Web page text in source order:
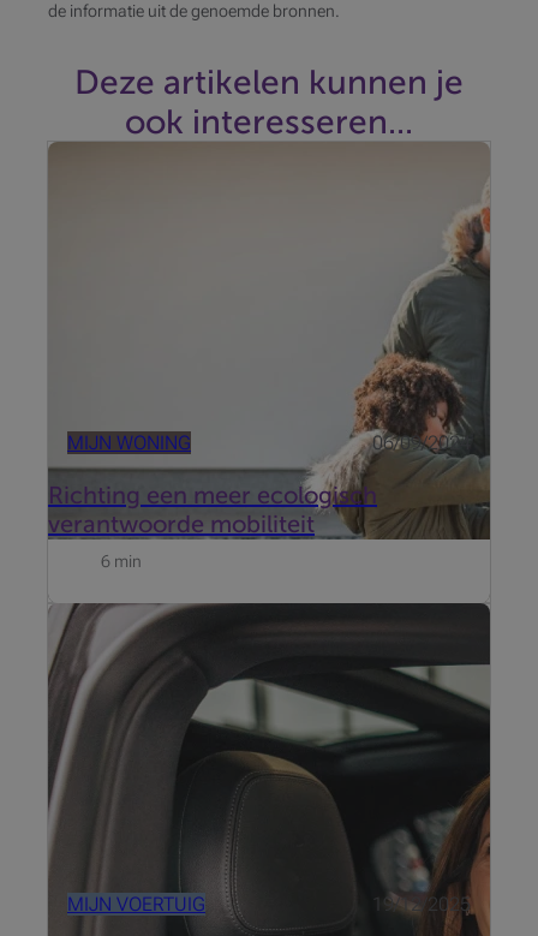
de informatie uit de genoemde bronnen.
Deze artikelen kunnen je
ook interesseren...
MIJN WONING 06/09/2024
Richting een meer ecologisch
verantwoorde mobiliteit
6 min
MIJN VOERTUIG 19/12/2025
Het Autosalon 2026, dat plaatsvindt van 9 tot 18
januari 2026 in Brussels Expo, blijft een niet te
missen afspraak om nieuwe modellen te ontdekken,
aandrijvingen te vergelijken en te profiteren van
exclusieve aanbiedingen.